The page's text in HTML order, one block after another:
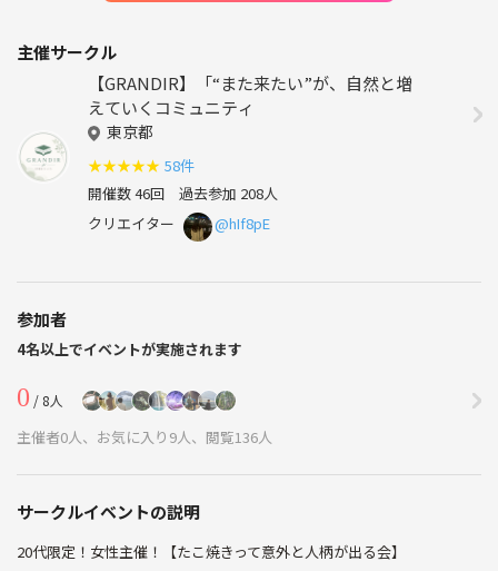
主催サークル
【GRANDIR】「“また来たい”が、自然と増
えていくコミュニティ
東京都
★★★★★ 58件
開催数 46回 過去参加 208人
クリエイター
@hIf8pE
参加者
4名以上でイベントが実施されます
0 / 8人
主催者0人、お気に入り9人、閲覧136人
サークルイベントの説明
20代限定！女性主催！【たこ焼きって意外と人柄が出る会】